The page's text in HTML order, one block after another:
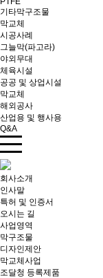
기타막구조물
막교체
시공사례
그늘막(파고라)
야외무대
체육시설
공공 및 상업시설
막교체
해외공사
산업용 및 행사용
Q&A
회사소개
인사말
특허 및 인증서
오시는 길
사업영역
막구조물
디자인제안
막교체사업
조달청 등록제품